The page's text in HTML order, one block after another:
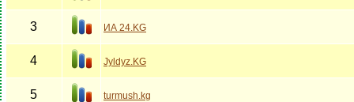
3 ИА 24.KG
4 Jyldyz.KG
5 turmush.kg